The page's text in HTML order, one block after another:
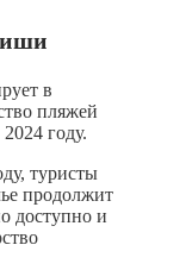
в
пляжей
году.
туристы
продолжит
доступно и